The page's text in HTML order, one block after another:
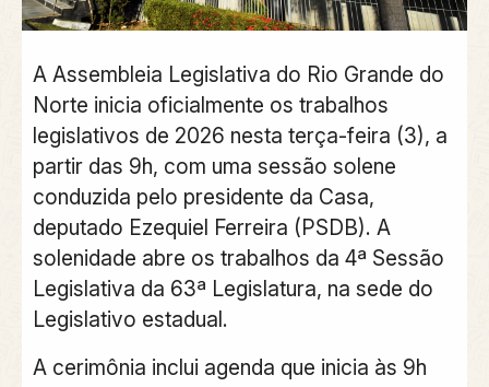
A Assembleia Legislativa do Rio Grande do
Norte inicia oficialmente os trabalhos
legislativos de 2026 nesta terça-feira (3), a
partir das 9h, com uma sessão solene
conduzida pelo presidente da Casa,
deputado Ezequiel Ferreira (PSDB). A
solenidade abre os trabalhos da 4ª Sessão
Legislativa da 63ª Legislatura, na sede do
Legislativo estadual.
A cerimônia inclui agenda que inicia às 9h